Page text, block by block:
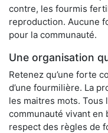
contre, les fourmis
reproduction. Aucune
pour la communauté.
Une organisation
Retenez qu’une forte
d’une fourmilière. La
les maitres mots. Tous
communauté vivant en
respect des règles de